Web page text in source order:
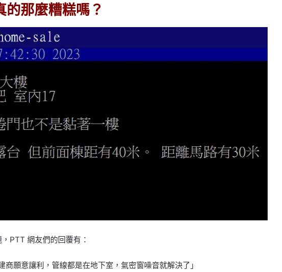
那麼糟糕嗎？
PTT 網友們的回覆有：
商願意讓利，管線都是在地下室，氣密窗噪音就解決了」